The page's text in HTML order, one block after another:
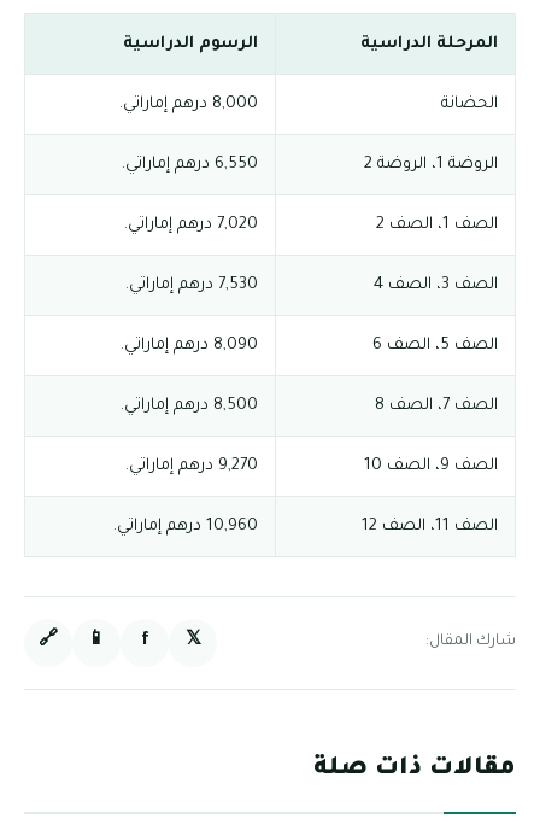
المرحلة الدراسية الرسوم الدراسية
الحضانة 8,000 درهم إماراتي.
الروضة 1، الروضة 2 6,550 درهم إماراتي.
الصف 1، الصف 2 7,020 درهم إماراتي.
الصف 3، الصف 4 7,530 درهم إماراتي.
الصف 5، الصف 6 8,090 درهم إماراتي.
الصف 7، الصف 8 8,500 درهم إماراتي.
الصف 9، الصف 10 9,270 درهم إماراتي.
الصف 11، الصف 12 10,960 درهم إماراتي.
شارك المقال: 𝕏
f
📱
🔗
مقالات ذات صلة